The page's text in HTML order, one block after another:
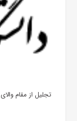
تجلیل از مقام